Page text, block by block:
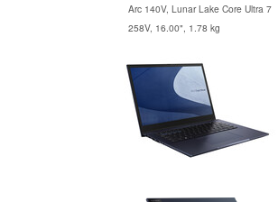
Arc 140V, Lunar Lake Core Ultra 7
258V, 16.00", 1.78 kg